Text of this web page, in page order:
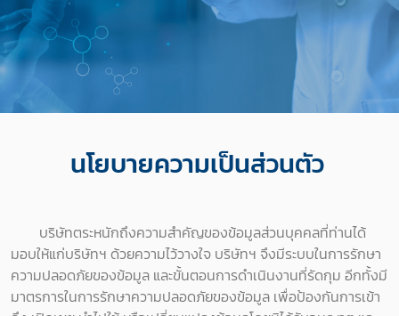
นโยบายความเป็นส่วนตัว
บริษัทตระหนักถึงความสำคัญของข้อมูลส่วนบุคคลที่ท่านได้
มอบให้แก่บริษัทฯ ด้วยความไว้วางใจ บริษัทฯ จึงมีระบบในการรักษา
ความปลอดภัยของข้อมูล และขั้นตอนการดำเนินงานที่รัดกุม อีกทั้งมี
มาตรการในการรักษาความปลอดภัยของข้อมูล เพื่อป้องกันการเข้า